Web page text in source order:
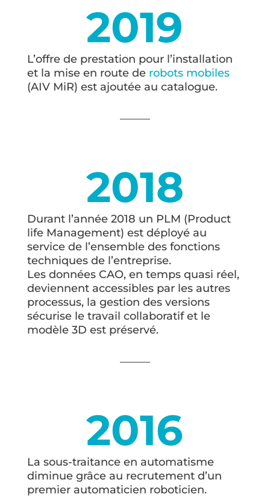
2019
L’offre de prestation pour l’installation
et la mise en route de robots mobiles
(AIV MiR) est ajoutée au catalogue.
2018
Durant l’année 2018 un PLM (Product
life Management) est déployé au
service de l’ensemble des fonctions
techniques de l’entreprise.
Les données CAO, en temps quasi réel,
deviennent accessibles par les autres
processus, la gestion des versions
sécurise le travail collaboratif et le
modèle 3D est préservé.
2016
La sous-traitance en automatisme
diminue grâce au recrutement d’un
premier automaticien roboticien.